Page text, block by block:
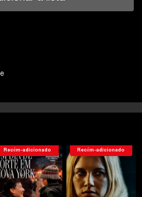
Recém-adicionado Recém-adicionado